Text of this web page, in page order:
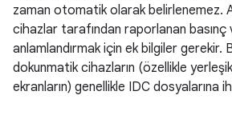
zaman otomatik olarak belirlenemez.
cihazlar tarafından raporlanan basınç
anlamlandırmak için ek bilgiler gerekir.
dokunmatik cihazların (özellikle
ekranların) genellikle IDC dosyalarına